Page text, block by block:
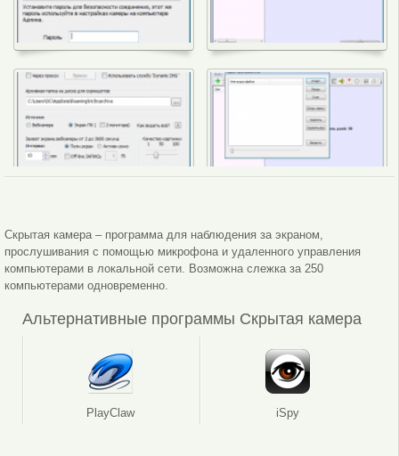
Скрытая камера – программа для наблюдения за экраном,
прослушивания с помощью микрофона и удаленного управления
компьютерами в локальной сети. Возможна слежка за 250
компьютерами одновременно.
Альтернативные программы Скрытая камера
PlayClaw iSpy